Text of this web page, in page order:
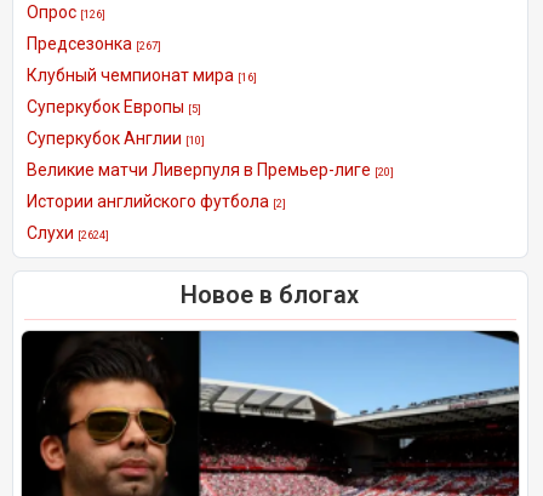
Опрос [126]
Предсезонка [267]
Клубный чемпионат мира [16]
Суперкубок Европы [5]
Суперкубок Англии [10]
Великие матчи Ливерпуля в Премьер-лиге [20]
Истории английского футбола [2]
Слухи [2624]
Новое в блогах